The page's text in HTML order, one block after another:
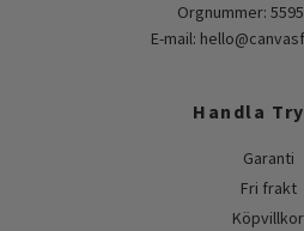
Orgnummer:
E-mail:
Handla
Garanti
Fri frakt
Köpvillkor